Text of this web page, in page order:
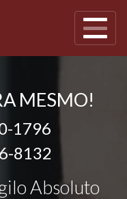
MESMO!
1796
8132
Absoluto